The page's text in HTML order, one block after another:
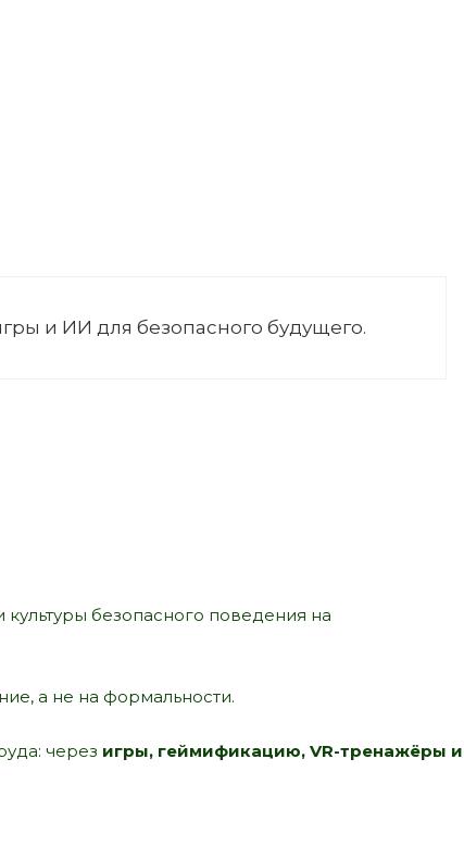
и ИИ для безопасного будущего.
безопасного поведения на
а не на формальности.
через игры, геймификацию, VR-тренажёры и